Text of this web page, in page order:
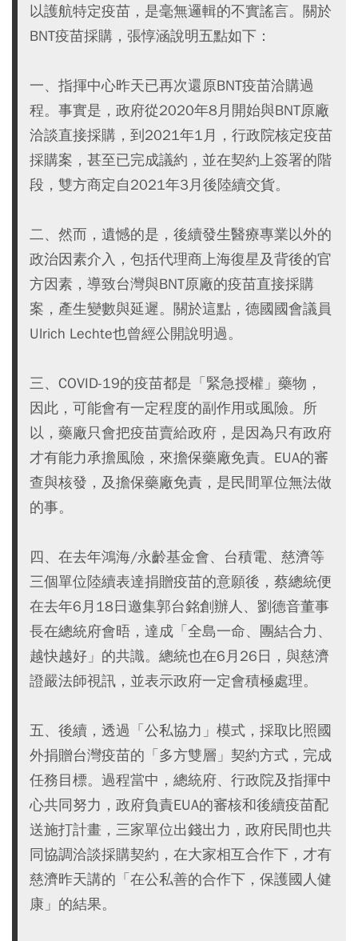
以護航特定疫苗，是毫無邏輯的不實謠言。關於
BNT疫苗採購，張惇涵說明五點如下：
一、指揮中心昨天已再次還原BNT疫苗洽購過
程。事實是，政府從2020年8月開始與BNT原廠
洽談直接採購，到2021年1月，行政院核定疫苗
採購案，甚至已完成議約，並在契約上簽署的階
段，雙方商定自2021年3月後陸續交貨。
二、然而，遺憾的是，後續發生醫療專業以外的
政治因素介入，包括代理商上海復星及背後的官
方因素，導致台灣與BNT原廠的疫苗直接採購
案，產生變數與延遲。關於這點，德國國會議員
Ulrich Lechte也曾經公開說明過。
三、COVID-19的疫苗都是「緊急授權」藥物，
因此，可能會有一定程度的副作用或風險。所
以，藥廠只會把疫苗賣給政府，是因為只有政府
才有能力承擔風險，來擔保藥廠免責。EUA的審
查與核發，及擔保藥廠免責，是民間單位無法做
的事。
四、在去年鴻海/永齡基金會、台積電、慈濟等
三個單位陸續表達捐贈疫苗的意願後，蔡總統便
在去年6月18日邀集郭台銘創辦人、劉德音董事
長在總統府會晤，達成「全島一命、團結合力、
越快越好」的共識。總統也在6月26日，與慈濟
證嚴法師視訊，並表示政府一定會積極處理。
五、後續，透過「公私協力」模式，採取比照國
外捐贈台灣疫苗的「多方雙層」契約方式，完成
任務目標。過程當中，總統府、行政院及指揮中
心共同努力，政府負責EUA的審核和後續疫苗配
送施打計畫，三家單位出錢出力，政府民間也共
同協調洽談採購契約，在大家相互合作下，才有
慈濟昨天講的「在公私善的合作下，保護國人健
康」的結果。